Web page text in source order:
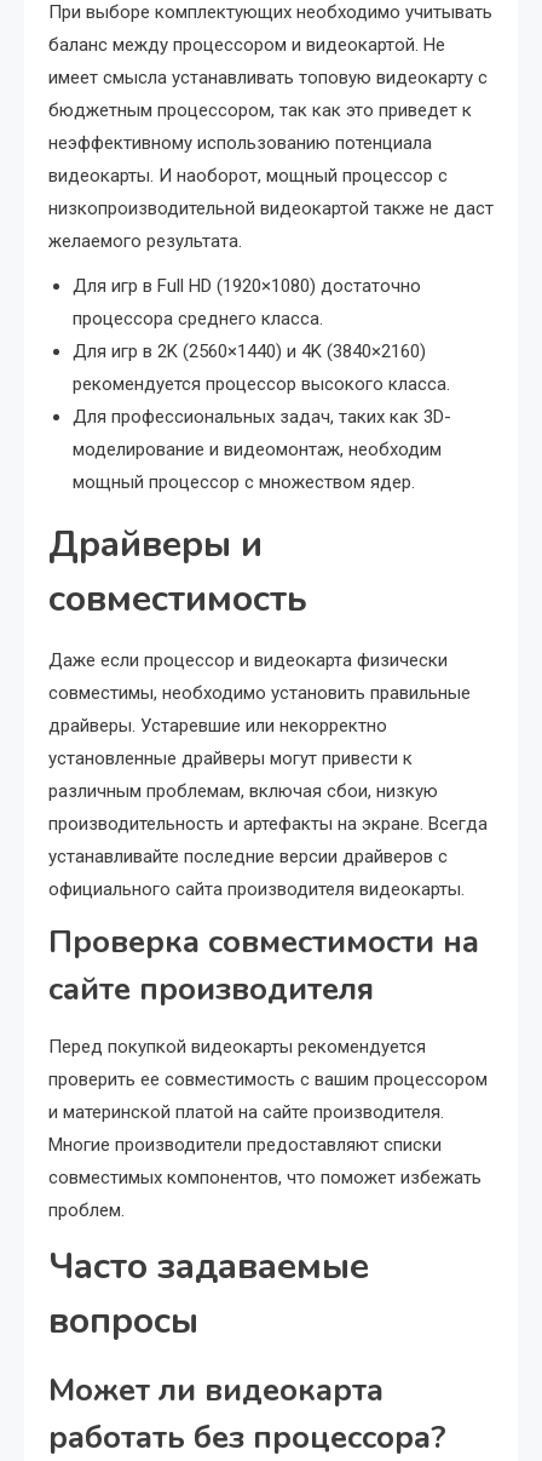
При выборе комплектующих необходимо учитывать
баланс между процессором и видеокартой. Не
имеет смысла устанавливать топовую видеокарту с
бюджетным процессором, так как это приведет к
неэффективному использованию потенциала
видеокарты. И наоборот, мощный процессор с
низкопроизводительной видеокартой также не даст
желаемого результата.
Для игр в Full HD (1920×1080) достаточно
процессора среднего класса.
Для игр в 2K (2560×1440) и 4K (3840×2160)
рекомендуется процессор высокого класса.
Для профессиональных задач, таких как 3D-
моделирование и видеомонтаж, необходим
мощный процессор с множеством ядер.
Драйверы и
совместимость
Даже если процессор и видеокарта физически
совместимы, необходимо установить правильные
драйверы. Устаревшие или некорректно
установленные драйверы могут привести к
различным проблемам, включая сбои, низкую
производительность и артефакты на экране. Всегда
устанавливайте последние версии драйверов с
официального сайта производителя видеокарты.
Проверка совместимости на
сайте производителя
Перед покупкой видеокарты рекомендуется
проверить ее совместимость с вашим процессором
и материнской платой на сайте производителя.
Многие производители предоставляют списки
совместимых компонентов, что поможет избежать
проблем.
Часто задаваемые
вопросы
Может ли видеокарта
работать без процессора?